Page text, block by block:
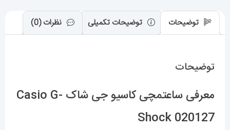
توضیحات توضیحات تکمیلی نظرات (0)
توضیحات
معرفی ساعتمچی کاسیو جی شاک Casio G-
Shock 020127